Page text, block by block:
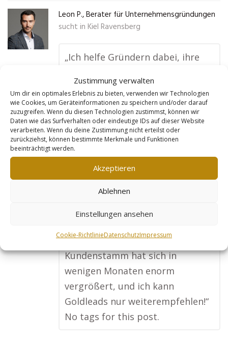
Zustimmung verwalten
Um dir ein optimales Erlebnis zu bieten, verwenden wir Technologien
wie Cookies, um Geräteinformationen zu speichern und/oder darauf
zuzugreifen. Wenn du diesen Technologien zustimmst, können wir
Daten wie das Surfverhalten oder eindeutige IDs auf dieser Website
verarbeiten. Wenn du deine Zustimmung nicht erteilst oder
zurückziehst, können bestimmte Merkmale und Funktionen
beeinträchtigt werden.
Akzeptieren
Ablehnen
Einstellungen ansehen
Cookie-RichtlinieDatenschutzImpressum
Leon P., Berater für Unternehmensgründungen
sucht in Kiel Ravensberg
„Ich helfe Gründern dabei, ihre
Unternehmen zu verwandeln.
Dank der Goldleads-Webseite
habe ich jetzt eine viel größere
Reichweite und bekomme
regelmäßig Anfragen von
Menschen, die meine
Unterstützung brauchen. Die
Webseite ist nicht nur optisch
ansprechend, sondern sorgt auch
ganz vorne angezeigt werde. Mein
Kundenstamm hat sich in
wenigen Monaten enorm
vergrößert, und ich kann
Goldleads nur weiterempfehlen!“
No tags for this post.